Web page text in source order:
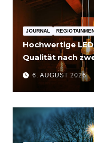
JOURNAL
Hochwertige
Qualität nach
6. AUGUST 2026